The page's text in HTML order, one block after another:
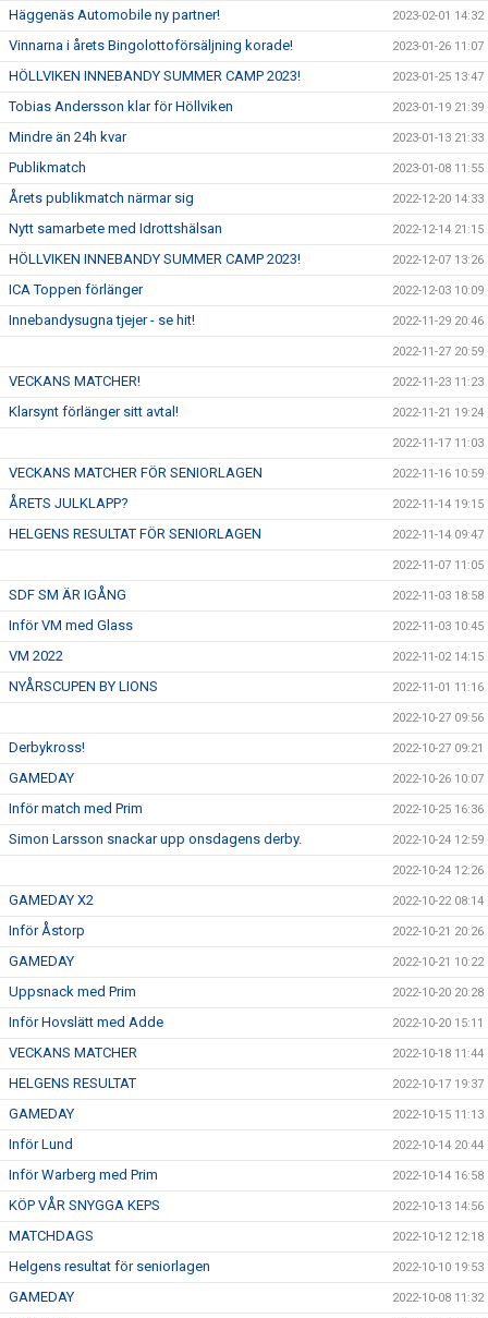
Häggenäs Automobile ny partner! 2023-02-01 14:32
Vinnarna i årets Bingolottoförsäljning korade! 2023-01-26 11:07
HÖLLVIKEN INNEBANDY SUMMER CAMP 2023! 2023-01-25 13:47
Tobias Andersson klar för Höllviken 2023-01-19 21:39
Mindre än 24h kvar 2023-01-13 21:33
Publikmatch 2023-01-08 11:55
Årets publikmatch närmar sig 2022-12-20 14:33
Nytt samarbete med Idrottshälsan 2022-12-14 21:15
HÖLLVIKEN INNEBANDY SUMMER CAMP 2023! 2022-12-07 13:26
ICA Toppen förlänger 2022-12-03 10:09
Innebandysugna tjejer - se hit! 2022-11-29 20:46
2022-11-27 20:59
VECKANS MATCHER! 2022-11-23 11:23
Klarsynt förlänger sitt avtal! 2022-11-21 19:24
2022-11-17 11:03
VECKANS MATCHER FÖR SENIORLAGEN 2022-11-16 10:59
ÅRETS JULKLAPP? 2022-11-14 19:15
HELGENS RESULTAT FÖR SENIORLAGEN 2022-11-14 09:47
2022-11-07 11:05
SDF SM ÄR IGÅNG 2022-11-03 18:58
Inför VM med Glass 2022-11-03 10:45
VM 2022 2022-11-02 14:15
NYÅRSCUPEN BY LIONS 2022-11-01 11:16
2022-10-27 09:56
Derbykross! 2022-10-27 09:21
GAMEDAY 2022-10-26 10:07
Inför match med Prim 2022-10-25 16:36
Simon Larsson snackar upp onsdagens derby. 2022-10-24 12:59
2022-10-24 12:26
GAMEDAY X2 2022-10-22 08:14
Inför Åstorp 2022-10-21 20:26
GAMEDAY 2022-10-21 10:22
Uppsnack med Prim 2022-10-20 20:28
Inför Hovslätt med Adde 2022-10-20 15:11
VECKANS MATCHER 2022-10-18 11:44
HELGENS RESULTAT 2022-10-17 19:37
GAMEDAY 2022-10-15 11:13
Inför Lund 2022-10-14 20:44
Inför Warberg med Prim 2022-10-14 16:58
KÖP VÅR SNYGGA KEPS 2022-10-13 14:56
MATCHDAGS 2022-10-12 12:18
Helgens resultat för seniorlagen 2022-10-10 19:53
GAMEDAY 2022-10-08 11:32